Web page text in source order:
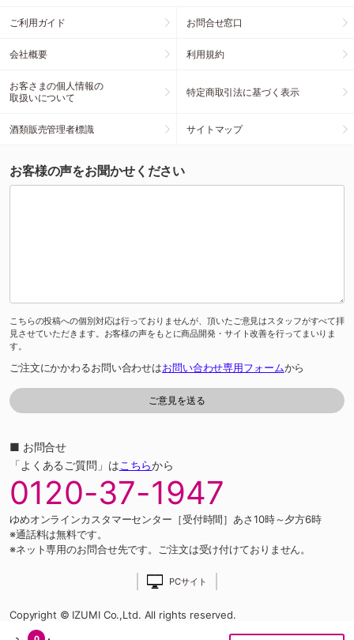
0
ご利用ガイド お問合せ窓口
会社概要 利用規約
お客さまの個人情報の
取扱いについて
特定商取引法に基づく表示
酒類販売管理者標識 サイトマップ
お客様の声をお聞かせください
こちらの投稿への個別対応は行っておりませんが、頂いたご意見はスタッフがすべて拝
見させていただきます。お客様の声をもとに商品開発・サイト改善を行ってまいりま
す。
ご注文にかかわるお問い合わせはお問い合わせ専用フォームから
■ お問合せ
「よくあるご質問」はこちらから
0120-37-1947
ゆめオンラインカスタマーセンター［受付時間］あさ10時～夕方6時
※通話料は無料です。
※ネット専用のお問合せ先です。ご注文は受け付けておりません。
PCサイト
Copyright © IZUMI Co.,Ltd. All rights reserved.